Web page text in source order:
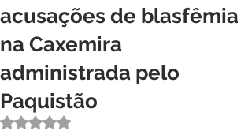
acusações de blasfêmia
na Caxemira
administrada pelo
Paquistão
Avaliado com NaN de 5 estrelas.